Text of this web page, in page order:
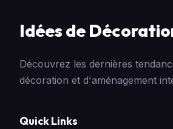
Idées de
Découvrez les dernières
décoration et d'aménagement
Quick Links